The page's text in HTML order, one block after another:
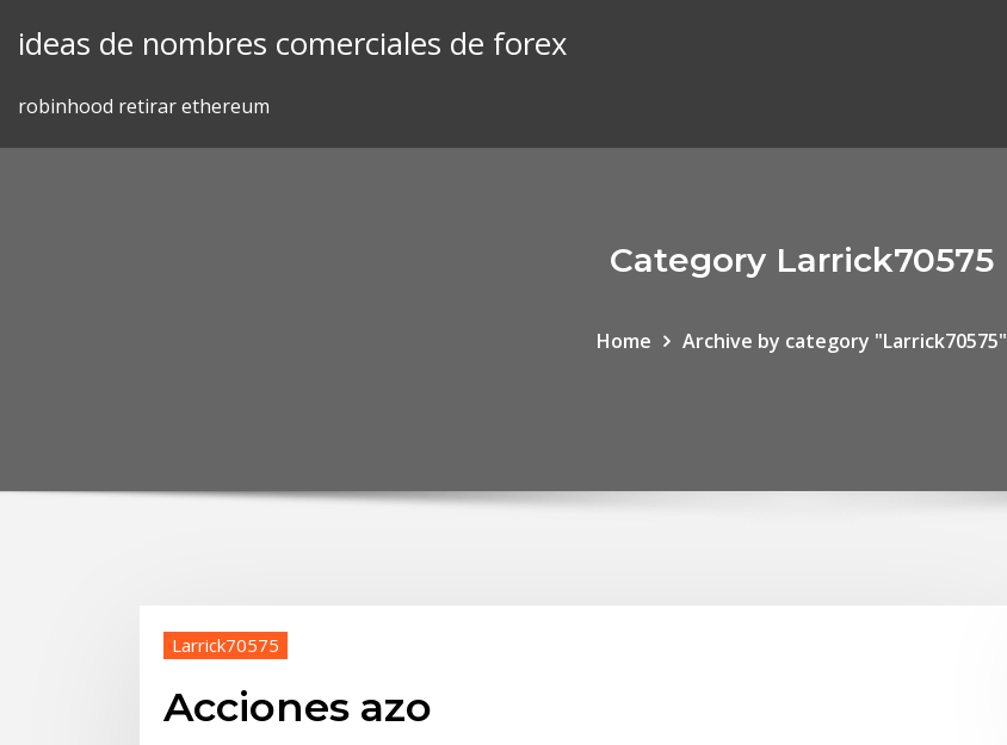
ideas de nombres comerciales de forex
robinhood retirar ethereum
Category Larrick70575
Home Archive by category "Larrick70575"
Larrick70575
Acciones azo